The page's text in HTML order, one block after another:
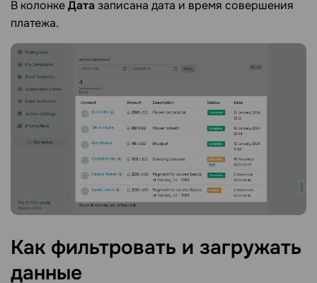
В колонкеДата записана дата и время совершения
платежа.
Как фильтровать и загружать
данные